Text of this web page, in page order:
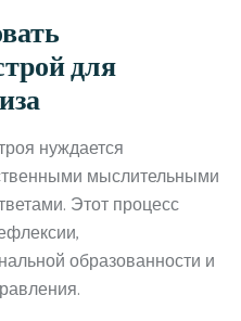
для
нуждается
мыслительными
Этот процесс
образованности и